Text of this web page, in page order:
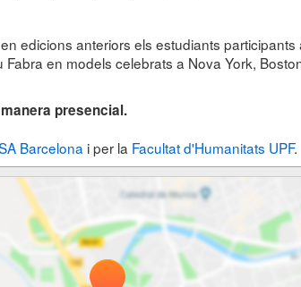
edicions anteriors els estudiants participants
en models celebrats a Nova York,
presencial.
Barcelona i per la Facultat d'Humanitats UPF.